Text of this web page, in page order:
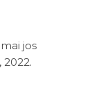
jos